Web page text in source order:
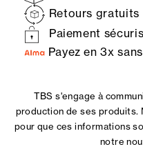
Retours
Paiement
Payez en 3x
TBS s'engage à
production de ses produits.
pour que ces informations
notre